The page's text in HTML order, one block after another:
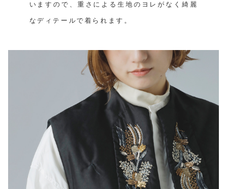
いますので、重さによる生地のヨレがなく綺麗
なディテールで着られます。